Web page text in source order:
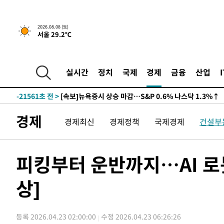
2026.08.08 (토)
서울 29.2℃
실시간 정치 국제 경제 금융 산업
-21561초 전 >
-28435초 전 > '최고 37도' 폭염 지속…강원동해안 최대 150㎜ 비
-28435초 전 >
'최고 37도' 폭염 지속…강원동해안 최대 150㎜ 비
-21561초 전 >[속보]뉴욕증시 상승 마감…S&P 0.6% 나스닥 1.3%↑
경제 경제최신 경제정책 국제경제 건설
피킹부터 운반까지…AI
상]
등록 2026.04.23 02:00:00 수정 2026.04.23 06:26:26